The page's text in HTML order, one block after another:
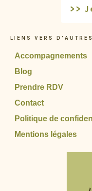
LIENS VERS
Accompagnements
Blog
Prendre RDV
Contact
Politique de
Mentions légales
>>